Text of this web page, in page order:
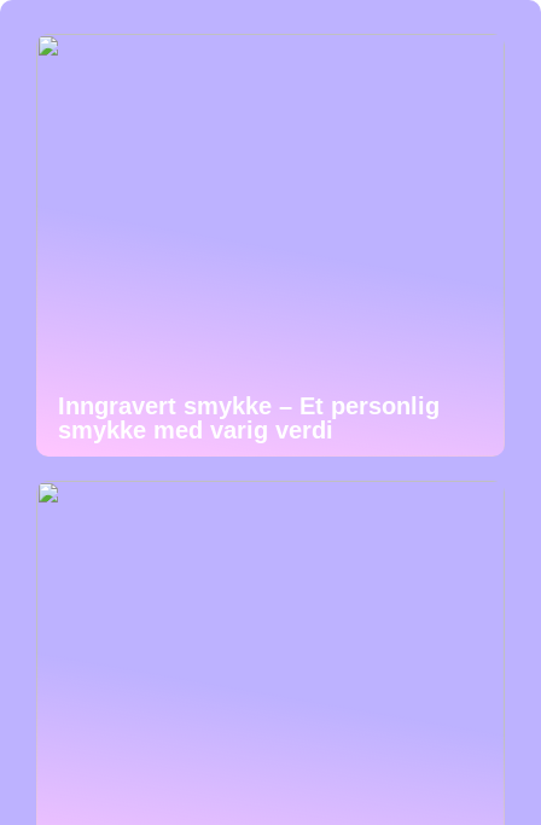
Inngravert smykke – Et personlig
smykke med varig verdi